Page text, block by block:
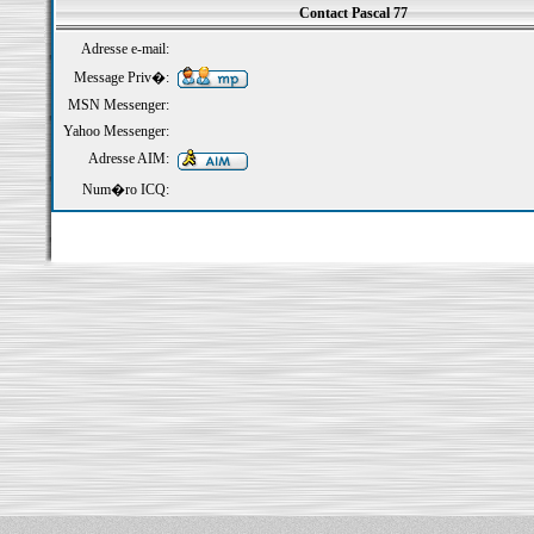
Contact Pascal 77
Adresse e-mail:
Message Priv�:
MSN Messenger:
Yahoo Messenger:
Adresse AIM:
Num�ro ICQ: